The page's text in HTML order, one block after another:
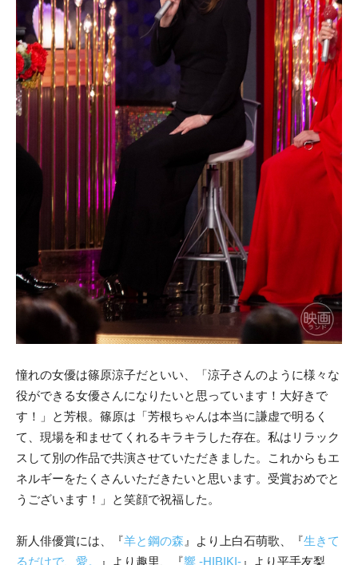
憧れの女優は篠原涼子だといい、「涼子さんのように様々な
役ができる女優さんになりたいと思っています！大好きで
す！」と芳根。篠原は「芳根ちゃんは本当に謙虚で明るく
て、現場を和ませてくれるキラキラした存在。私はリラック
スして別の作品で共演させていただきました。これからもエ
ネルギーをたくさんいただきたいと思います。受賞おめでと
うございます！」と笑顔で祝福した。
新人俳優賞には、『羊と鋼の森 』より上白石萌歌、『生きて
るだけで、愛。
』より趣里、『響 -HIBIKI- 』より平手友梨